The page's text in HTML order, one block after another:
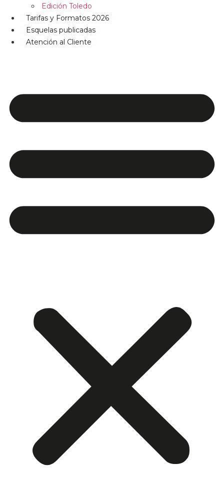
Edición Toledo
Tarifas y Formatos 2026
Esquelas publicadas
Atención al Cliente